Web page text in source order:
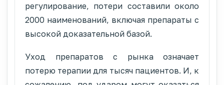
регулирование, потери составили около
2000 наименований, включая препараты с
высокой доказательной базой.
Уход препаратов с рынка означает
потерю терапии для тысяч пациентов. И, к